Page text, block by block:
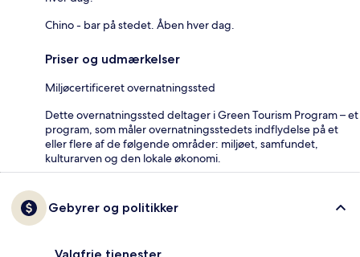
Chino - bar på stedet. Åben hver dag.
Priser og udmærkelser
Miljøcertificeret overnatningssted
Dette overnatningssted deltager i Green Tourism Program – et
program, som måler overnatningsstedets indflydelse på et
eller flere af de følgende områder: miljøet, samfundet,
kulturarven og den lokale økonomi.
Gebyrer og politikker